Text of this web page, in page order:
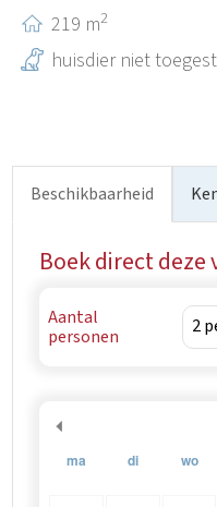
219 m2
huisdier niet
Beschikbaarheid
Boek direct deze
Aantal
personen
ma di wo